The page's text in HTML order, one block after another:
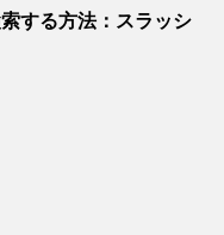
する方法：スラッシ